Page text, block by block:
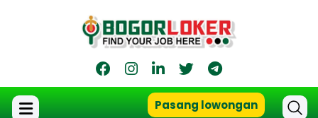
Pasang lowongan